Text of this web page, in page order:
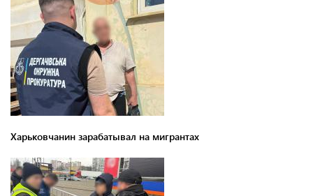
Харьковчанин зарабатывал на мигрантах